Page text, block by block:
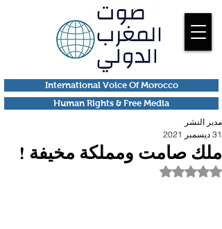
Human Rights & Free Media
International Voice Of Morocco
ملك صامت ومملكة مخيفة !
مدير النشر
31 ديسمبر 2021
تم التقييم بـ ليس رقمًا من أصل 5 نجوم.